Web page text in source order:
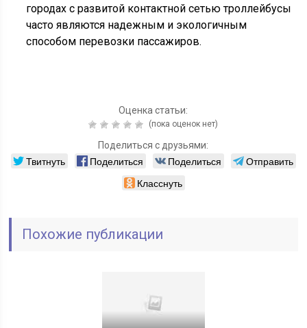
городах с развитой контактной сетью троллейбусы
часто являются надежным и экологичным
способом перевозки пассажиров.
Оценка статьи:
(пока оценок нет)
Поделиться с друзьями:
Твитнуть Поделиться Поделиться
Отправить
Класснуть
Похожие публикации